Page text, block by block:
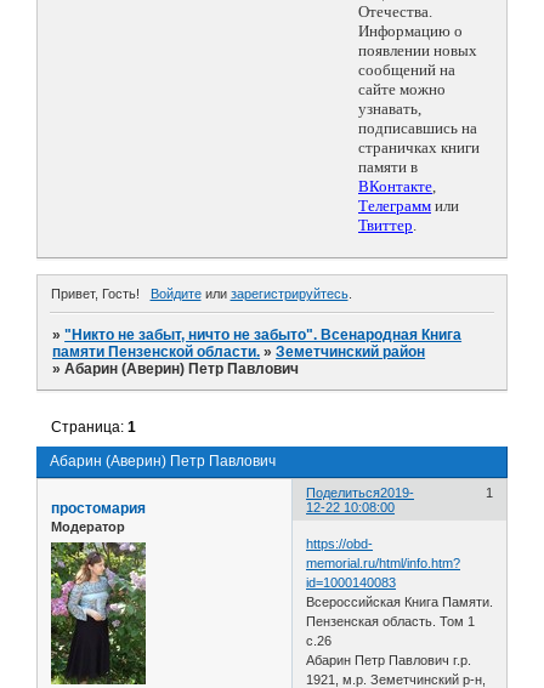
Отечества.
Информацию о
появлении новых
сообщений на
сайте можно
узнавать,
подписавшись на
страничках книги
памяти в
ВКонтакте,
Телеграмм или
Твиттер.
Привет, Гость! Войдитеили зарегистрируйтесь.
»"Никто не забыт, ничто не забыто". Всенародная Книга
памяти Пензенской области. »Земетчинский район
»Абарин (Аверин) Петр Павлович
Абарин (Аверин) Петр Павлович
Страница:1
Поделиться 1
2019-
12-22 10:08:00
простомария
Модератор
https://obd-
memorial.ru/html/info.htm?
id=1000140083
Всероссийская Книга Памяти.
Пензенская область. Том 1
с.26
Абарин Петр Павлович г.р.
1921, м.р. Земетчинский р-н,